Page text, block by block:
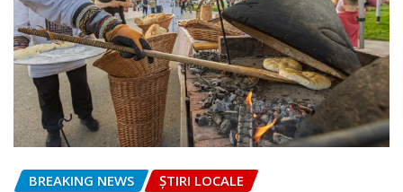
BREAKING NEWS ȘTIRI LOCALE